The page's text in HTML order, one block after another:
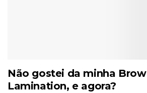
Não gostei da minha Brow
Lamination, e agora?